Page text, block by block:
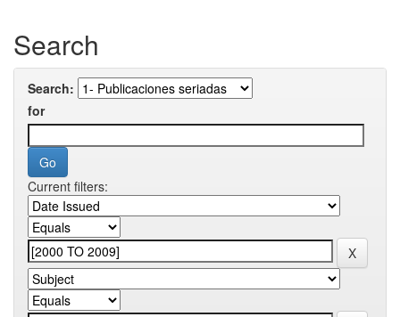
Search
Search:
for
Current filters: